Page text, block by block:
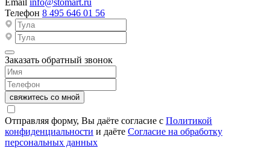
Email info@stomart.ru
Телефон 8 495 646 01 56
Заказать обратный звонок
свяжитесь со мной
Отправляя форму, Вы даёте согласие с Политикой
конфиденциальности и даёте Согласие на обработку
персональных данных